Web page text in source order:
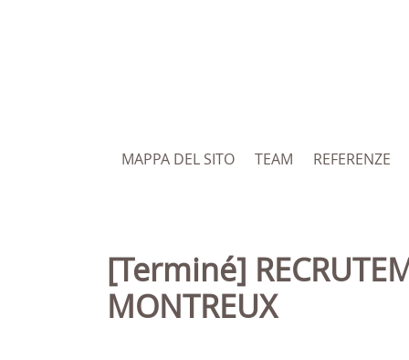
MAPPA DEL SITO TEAM REFERENZE
[Terminé] RECRUTEMENT: SECRÉTAIRE MUNICIPAL·E – COMMUNE DE
MONTREUX